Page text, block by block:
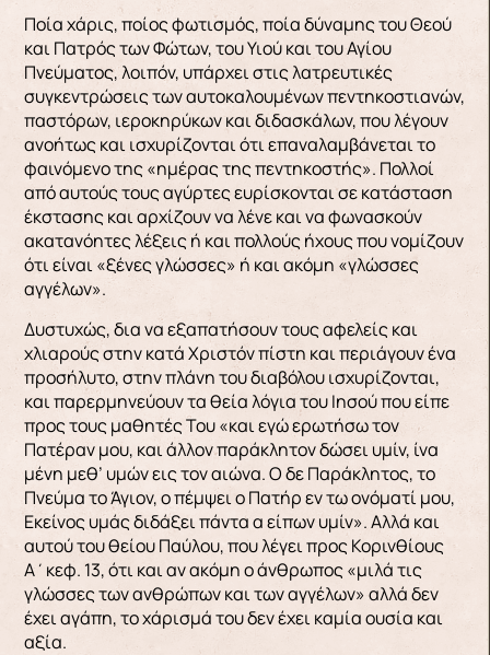
Ποία χάρις, ποίος φωτισμός, ποία δύναμης του Θεού
και Πατρός των Φώτων, του Υιού και του Αγίου
Πνεύματος, λοιπόν, υπάρχει στις λατρευτικές
συγκεντρώσεις των αυτοκαλουμένων πεντηκοστιανών,
παστόρων, ιεροκηρύκων και διδασκάλων, που λέγουν
ανοήτως και ισχυρίζονται ότι επαναλαμβάνεται το
φαινόμενο της «ημέρας της πεντηκοστής». Πολλοί
από αυτούς τους αγύρτες ευρίσκονται σε κατάσταση
έκστασης και αρχίζουν να λένε και να φωνασκούν
ακατανόητες λέξεις ή και πολλούς ήχους που νομίζουν
ότι είναι «ξένες γλώσσες» ή και ακόμη «γλώσσες
αγγέλων».
Δυστυχώς, δια να εξαπατήσουν τους αφελείς και
χλιαρούς στην κατά Χριστόν πίστη και περιάγουν ένα
προσήλυτο, στην πλάνη του διαβόλου ισχυρίζονται,
και παρερμηνεύουν τα θεία λόγια του Ιησού που είπε
προς τους μαθητές Του «και εγώ ερωτήσω τον
Πατέραν μου, και άλλον παράκλητον δώσει υμίν, ίνα
μένη μεθ’ υμών εις τον αιώνα. Ο δε Παράκλητος, το
Πνεύμα το Άγιον, ο πέμψει ο Πατήρ εν τω ονόματί μου,
Εκείνος υμάς διδάξει πάντα α είπων υμίν». Αλλά και
αυτού του θείου Παύλου, που λέγει προς Κορινθίους
Α΄κεφ. 13, ότι και αν ακόμη ο άνθρωπος «μιλά τις
γλώσσες των ανθρώπων και των αγγέλων» αλλά δεν
έχει αγάπη, το χάρισμά του δεν έχει καμία ουσία και
αξία.